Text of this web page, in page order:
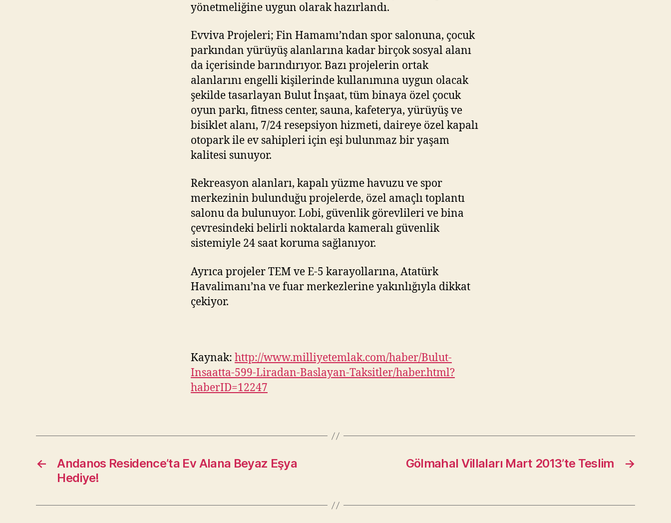
yönetmeliğine uygun olarak hazırlandı.
Evviva Projeleri; Fin Hamamı’ndan spor salonuna, çocuk
parkından yürüyüş alanlarına kadar birçok sosyal alanı
da içerisinde barındırıyor. Bazı projelerin ortak
alanlarını engelli kişilerinde kullanımına uygun olacak
şekilde tasarlayan Bulut İnşaat, tüm binaya özel çocuk
oyun parkı, fitness center, sauna, kafeterya, yürüyüş ve
bisiklet alanı, 7/24 resepsiyon hizmeti, daireye özel kapalı
otopark ile ev sahipleri için eşi bulunmaz bir yaşam
kalitesi sunuyor.
Rekreasyon alanları, kapalı yüzme havuzu ve spor
merkezinin bulunduğu projelerde, özel amaçlı toplantı
salonu da bulunuyor. Lobi, güvenlik görevlileri ve bina
çevresindeki belirli noktalarda kameralı güvenlik
sistemiyle 24 saat koruma sağlanıyor.
Ayrıca projeler TEM ve E-5 karayollarına, Atatürk
Havalimanı’na ve fuar merkezlerine yakınlığıyla dikkat
çekiyor.
Kaynak: http://www.milliyetemlak.com/haber/Bulut-
Insaatta-599-Liradan-Baslayan-Taksitler/haber.html?
haberID=12247
←
Andanos Residence’ta Ev Alana Beyaz Eşya
Hediye!
→
Gölmahal Villaları Mart 2013’te Teslim